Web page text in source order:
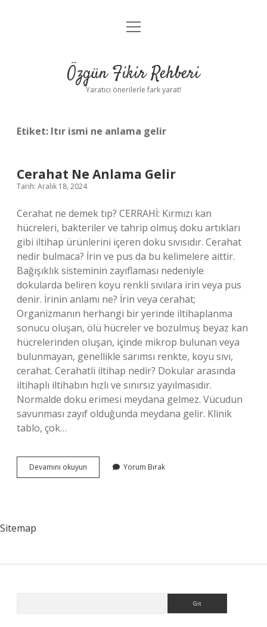
Gizlilik Politikası
Yasal Uyarı
menüyü
Özgün Fikir Rehberi
Yaratıcı önerilerle fark yarat!
Etiket: Itır ismi ne anlama gelir
Cerahat Ne Anlama Gelir
Tarih: Aralık 18, 2024
Cerahat ne demek tıp? CERRAHİ: Kırmızı kan
hücreleri, bakteriler ve tahrip olmuş doku artıkları
gibi iltihap ürünlerini içeren doku sıvısıdır. Cerahat
nedir bulmaca? İrin ve pus da bu kelimelere aittir.
Bağışıklık sisteminin zayıflaması nedeniyle
dokularda beliren koyu renkli sıvılara irin veya pus
denir. İrinin anlamı ne? İrin veya cerahat;
Organizmanın herhangi bir yerinde iltihaplanma
sonucu oluşan, ölü hücreler ve bozulmuş beyaz kan
hücrelerinden oluşan, içinde mikrop bulunan veya
bulunmayan, genellikle sarımsı renkte, koyu sıvı,
cerahat. Cerahatli iltihap nedir? Dokular arasında
iltihaplı iltihabın hızlı ve sınırsız yayılmasıdır.
Normalde doku erimesi meydana gelmez. Vücudun
savunması zayıf olduğunda meydana gelir. Klinik
tablo, çok…
Devamını okuyun Cerahat
Ne
Yorum Bırak
Sitemap